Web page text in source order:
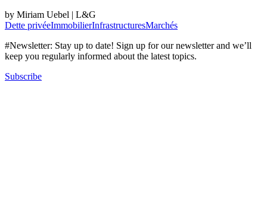
by Miriam Uebel | L&G
Dette privéeImmobilierInfrastructuresMarchés
#Newsletter: Stay up to date! Sign up for our newsletter and we’ll
keep you regularly informed about the latest topics.
Subscribe